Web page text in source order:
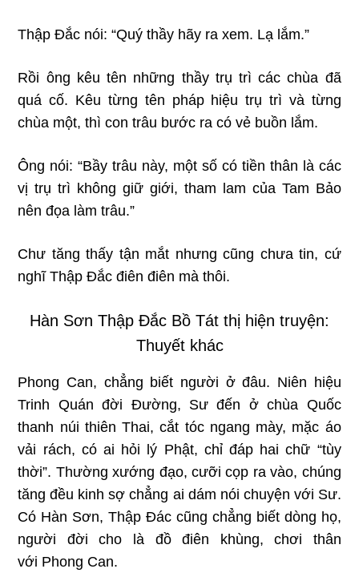
Thập Đắc nói: “Quý thầy hãy ra xem. Lạ lắm.”
Rồi ông kêu tên những thầy trụ trì các chùa đã
quá cố. Kêu từng tên pháp hiệu trụ trì và từng
chùa một, thì con trâu bước ra có vẻ buồn lắm.
Ông nói: “Bầy trâu này, một số có tiền thân là các
vị trụ trì không giữ giới, tham lam của Tam Bảo
nên đọa làm trâu.”
Chư tăng thấy tận mắt nhưng cũng chưa tin, cứ
nghĩ Thập Đắc điên điên mà thôi.
Hàn Sơn Thập Đắc Bồ Tát thị hiện truyện:
Thuyết khác
Phong Can, chẳng biết người ở đâu. Niên hiệu
Trinh Quán đời Ðường, Sư đến ở chùa Quốc
thanh núi thiên Thai, cắt tóc ngang mày, mặc áo
vải rách, có ai hỏi lý Phật, chỉ đáp hai chữ “tùy
thời”. Thường xướng đạo, cưỡi cọp ra vào, chúng
tăng đều kinh sợ chẳng ai dám nói chuyện với Sư.
Có Hàn Sơn, Thập Ðác cũng chẳng biết dòng họ,
người đời cho là đồ điên khùng, chơi thân
với Phong Can.